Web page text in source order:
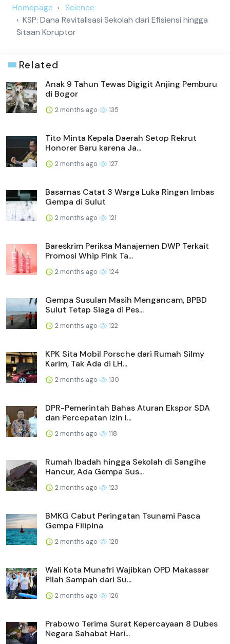
Homepage
Science
KSP: Dana Revitalisasi Sekolah dari Efisiensi hingga
Sitaan Koruptor
Related
Anak 9 Tahun Tewas Digigit Anjing Pemburu
di Bogor
2 months ago 135
Tito Minta Kepala Daerah Setop Rekrut
Honorer Baru karena Ja...
2 months ago 127
Basarnas Catat 3 Warga Luka Ringan Imbas
Gempa di Sulut
2 months ago 121
Bareskrim Periksa Manajemen DWP Terkait
Promosi Whip Pink Ta...
2 months ago 124
Gempa Susulan Masih Mengancam, BPBD
Sulut Tetap Siaga di Pes...
2 months ago 122
KPK Sita Mobil Porsche dari Rumah Silmy
Karim, Tak Ada di LH...
2 months ago 130
DPR-Pemerintah Bahas Aturan Ekspor SDA
dan Percepatan Izin I...
2 months ago 118
Rumah Ibadah hingga Sekolah di Sangihe
Hancur, Ada Gempa Sus...
2 months ago 123
BMKG Cabut Peringatan Tsunami Pasca
Gempa Filipina
2 months ago 128
Wali Kota Munafri Wajibkan OPD Makassar
Pilah Sampah dari Su...
2 months ago 126
Prabowo Terima Surat Kepercayaan 8 Dubes
Negara Sahabat Hari...